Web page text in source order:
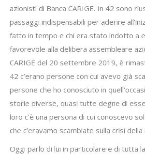
azionisti di Banca CARIGE. In 42 sono
passaggi indispensabili per aderire
fatto in tempo e chi era stato indotto a
favorevole alla delibera assembleare
CARIGE del 20 settembre 2019, è
42 c’erano persone con cui avevo già
persone che ho conosciuto in
storie diverse, quasi tutte degne di
loro c’è una persona di cui conoscevo
che c’eravamo scambiate sulla crisi della
Oggi parlo di lui in particolare e di tutta